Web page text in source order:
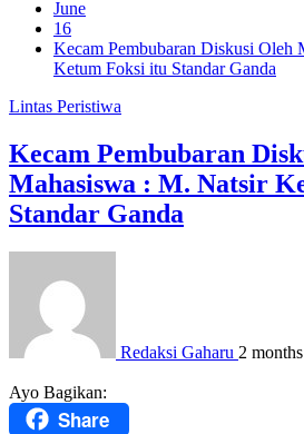
June
16
Kecam Pembubaran Diskusi Oleh
Ketum Foksi itu Standar Ganda
Lintas Peristiwa
Kecam Pembubaran
Mahasiswa : M. Natsir
Standar Ganda
Redaksi Gaharu 2
Ayo Bagikan:
Share